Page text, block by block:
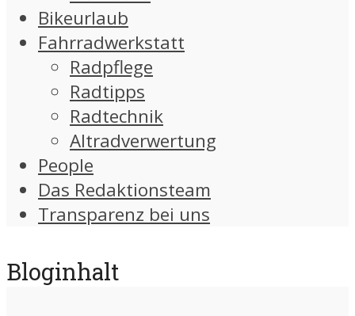
Bikeurlaub
Fahrradwerkstatt
Radpflege
Radtipps
Radtechnik
Altradverwertung
People
Das Redaktionsteam
Transparenz bei uns
Bloginhalt